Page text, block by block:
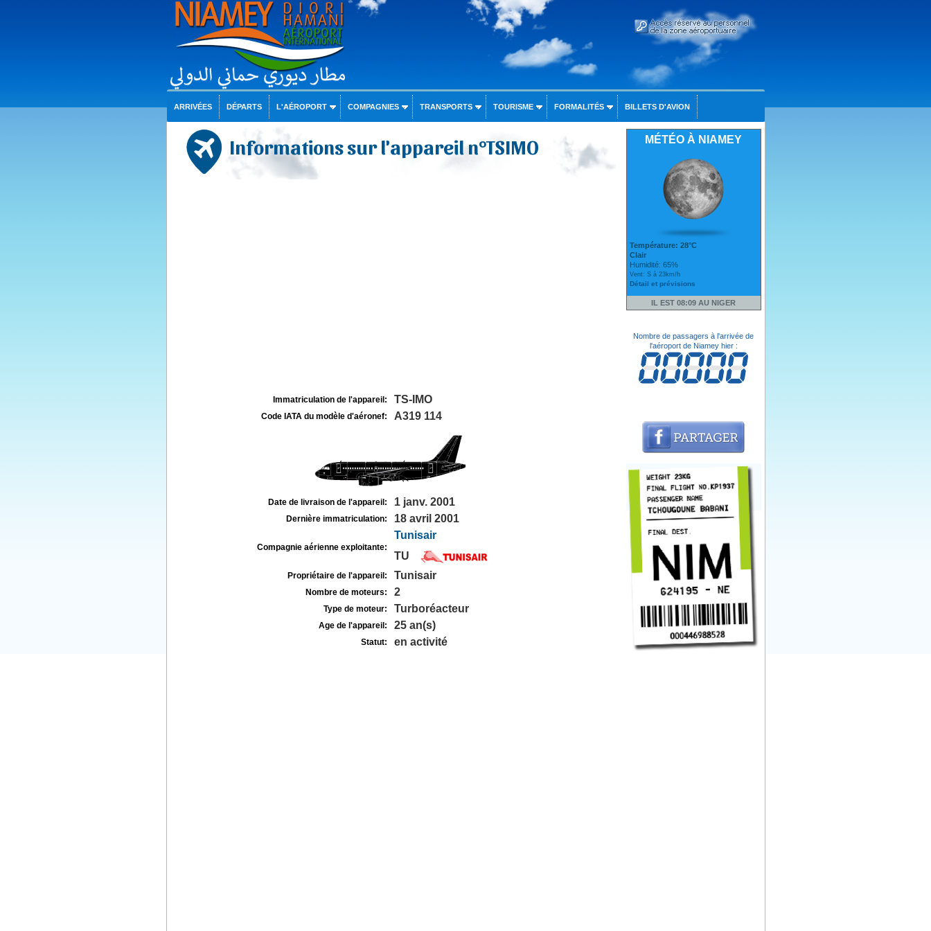
ARRIVÉES DÉPARTS L'AÉROPORT COMPAGNIES TRANSPORTS TOURISME FORMALITÉS BILLETS D'AVION
Informations sur l'appareil n°TSIMO
Immatriculation de l'appareil: TS-IMO
Code IATA du modèle d'aéronef: A319 114
Date de livraison de l'appareil: 1 janv. 2001
Dernière immatriculation: 18 avril 2001
Compagnie aérienne exploitante:
Tunisair
TU
Propriétaire de l'appareil: Tunisair
Nombre de moteurs: 2
Type de moteur: Turboréacteur
Age de l'appareil: 25 an(s)
Statut: en activité
MÉTÉO À NIAMEY
Température: 28°C
Clair
Humidité: 65%
Vent: S à 23km/h
Détail et prévisions
IL EST 08:09 AU NIGER
Nombre de passagers à l'arrivée de
l'aéroport de Niamey hier :